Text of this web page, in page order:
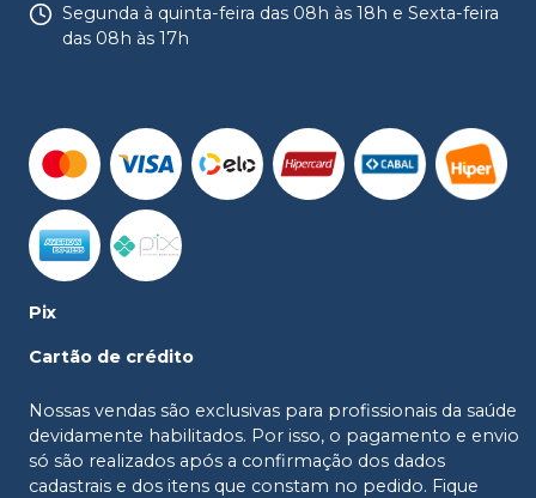
Segunda à quinta-feira das 08h às 18h e Sexta-feira
das 08h às 17h
Pix
Cartão de crédito
Nossas vendas são exclusivas para profissionais da saúde
devidamente habilitados. Por isso, o pagamento e envio
só são realizados após a confirmação dos dados
cadastrais e dos itens que constam no pedido. Fique